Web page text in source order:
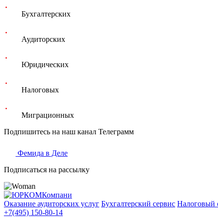
Бухгалтерских
Аудиторских
Юридических
Налоговых
Миграционных
Подпишитесь на наш канал Телеграмм
Фемида в Деле
Подписаться на рассылку
Оказание аудиторских услуг Бухгалтерский сервис Налоговый
+7(495) 150-80-14